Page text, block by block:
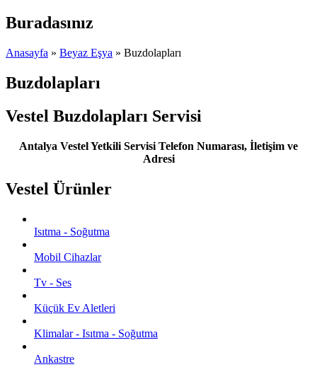
Buradasınız
Anasayfa » Beyaz Eşya » Buzdolapları
Buzdolapları
Vestel Buzdolapları Servisi
Antalya Vestel Yetkili Servisi Telefon Numarası, İletişim ve
Adresi
Vestel Ürünler
Isıtma - Soğutma
Mobil Cihazlar
Tv - Ses
Küçük Ev Aletleri
Klimalar - Isıtma - Soğutma
Ankastre